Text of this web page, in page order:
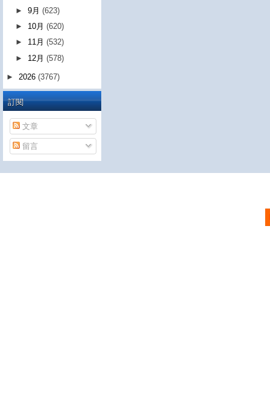
►9月(623)
► 10月(620)
► 11月(532)
► 12月(578)
► 2026 (3767)
訂閱
文章
留言